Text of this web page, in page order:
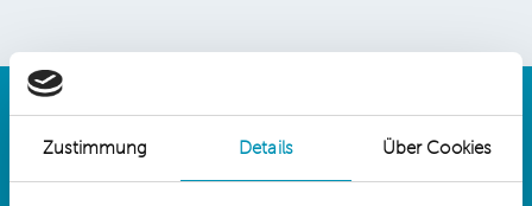
Zustimmung Details Über Cookies